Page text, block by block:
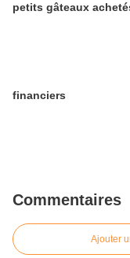
petits gâteaux
financiers
Commentaires
Ajouter